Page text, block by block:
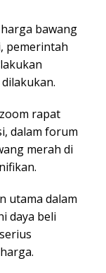
bawang
pemerintah
rapat
dalam forum
merah di
utama dalam
daya beli